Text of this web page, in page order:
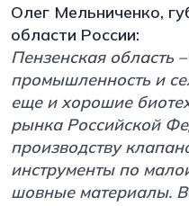
Олег Мельниченко,
области России:
Пензенская область
промышленность и
еще и хорошие
рынка Российской
производству
инструменты по
шовные материалы.